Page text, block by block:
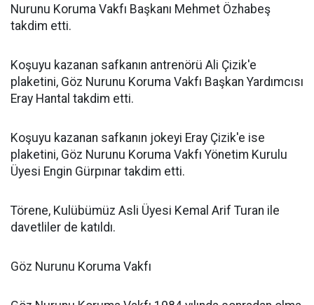
Nurunu Koruma Vakfı Başkanı Mehmet Özhabeş
takdim etti.
Koşuyu kazanan safkanın antrenörü Ali Çizik'e
plaketini, Göz Nurunu Koruma Vakfı Başkan Yardımcısı
Eray Hantal takdim etti.
Koşuyu kazanan safkanın jokeyi Eray Çizik'e ise
plaketini, Göz Nurunu Koruma Vakfı Yönetim Kurulu
Üyesi Engin Gürpınar takdim etti.
Törene, Kulübümüz Asli Üyesi Kemal Arif Turan ile
davetliler de katıldı.
Göz Nurunu Koruma Vakfı